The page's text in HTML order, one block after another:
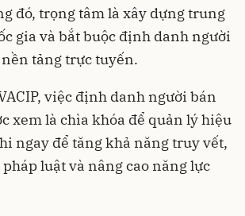
đó, trọng tâm là xây dựng trung
gia và bắt buộc định danh người
tảng trực tuyến.
việc định danh người bán
xem là chìa khóa để quản lý hiệu
ngay để tăng khả năng truy vết,
luật và nâng cao năng lực